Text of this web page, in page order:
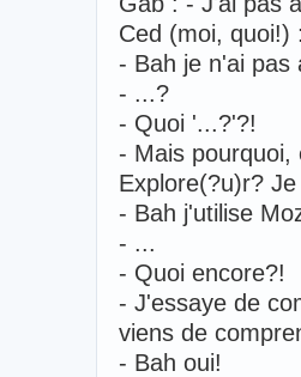
Ced (moi, quoi!)
- Bah je n'ai pas
- ...?
- Quoi '...?'?!
- Mais
Explore(?u)r?
- Bah j'utilise
- ...
- Quoi encore?!
- J'essaye de
viens de
- Bah oui!